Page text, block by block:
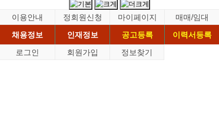
이용안내 정회원신청 마이페이지
매매/임대
채용정보
인재정보 공고등록
이력서등록
로그인
회원가입 정보찾기